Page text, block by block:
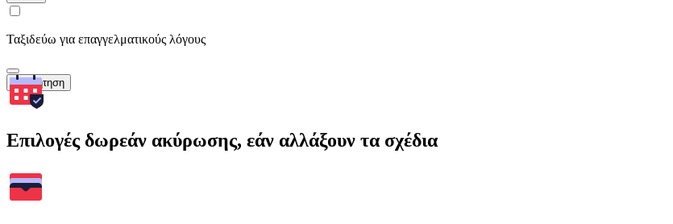
Ταξιδεύω για επαγγελματικούς λόγους
Αναζήτηση
Επιλογές δωρεάν ακύρωσης, εάν αλλάξουν τα σχέδια